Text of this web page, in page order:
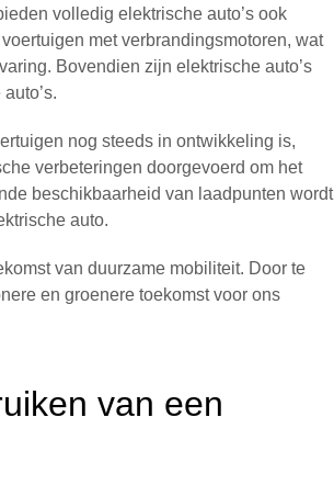
volledig elektrische auto’s ook
met verbrandingsmotoren, wat
Bovendien zijn elektrische auto’s
nog steeds in ontwikkeling is,
verbeteringen doorgevoerd om het
beschikbaarheid van laadpunten wordt
auto.
van duurzame mobiliteit. Door te
en groenere toekomst voor ons
van een